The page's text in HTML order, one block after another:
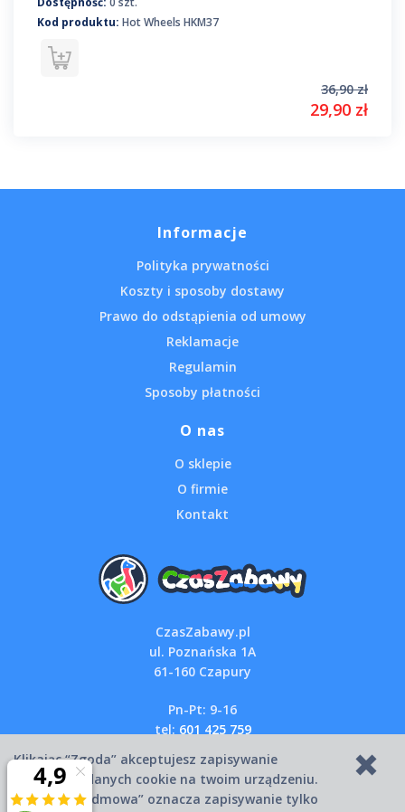
Kod produktu: Hot Wheels HKM37
36,90 zł
29,90 zł
Informacje
Polityka prywatności
Koszty i sposoby dostawy
Prawo do odstąpienia od umowy
Reklamacje
Regulamin
Sposoby płatności
O nas
O sklepie
O firmie
Kontakt
CzasZabawy.pl
ul. Poznańska 1A
61-160 Czapury
Pn-Pt: 9-16
tel: 601 425 759
Klikając “Zgoda” akceptujesz zapisywanie
wszystkich danych cookie na twoim urządzeniu.
Kliknięcie “Odmowa” oznacza zapisywanie tylko